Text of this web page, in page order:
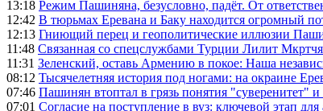
13:18 Режим Пашиняна, безусловно, падёт. От
12:42 В тюрьмах Еревана и Баку находится огромный
12:13 Гниющий перец и геополитические иллюзии
11:48 Связанная со спецслужбами Турции Лилит
11:31 Зеленский, оставь Армению в покое: Наша
08:12 Тысячелетняя история под ногами: на окраине
07:46 Пашинян втоптал в грязь понятия "суверенитет" и
07:01 Согласие на поступление в вуз: ключевой этап для